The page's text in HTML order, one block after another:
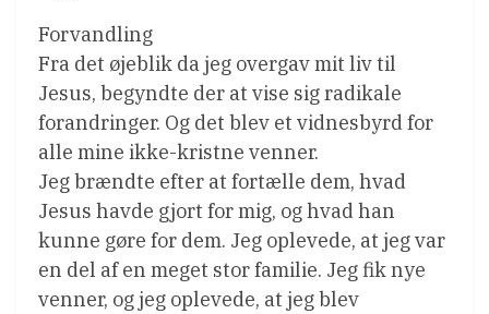
Forvandling
Fra det øjeblik da jeg overgav mit liv til
Jesus, begyndte der at vise sig radikale
forandringer. Og det blev et vidnesbyrd for
alle mine ikke-kristne venner.
Jeg brændte efter at fortælle dem, hvad
Jesus havde gjort for mig, og hvad han
kunne gøre for dem. Jeg oplevede, at jeg var
en del af en meget stor familie. Jeg fik nye
venner, og jeg oplevede, at jeg blev